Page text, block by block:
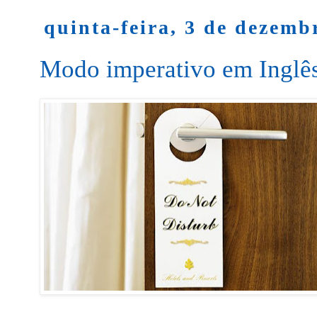
quinta-feira, 3 de
Modo imperativo em